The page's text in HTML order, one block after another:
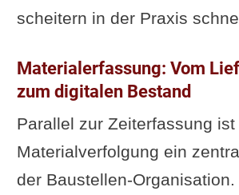
scheitern in der Praxis
Materialerfassung: Vom
zum digitalen Bestand
Parallel zur Zeiterfassung ist
Materialverfolgung ein
der Baustellen-Organisation.